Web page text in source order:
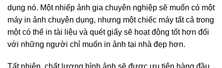
dụng nó. Một nhiếp ảnh gia chuyên nghiệp sẽ muốn có một
máy in ảnh chuyên dụng, nhưng một chiếc máy tất cả trong
một có thể in tài liệu và quét giấy sẽ hoạt động tốt hơn đối
với những người chỉ muốn in ảnh tại nhà đẹp hơn.